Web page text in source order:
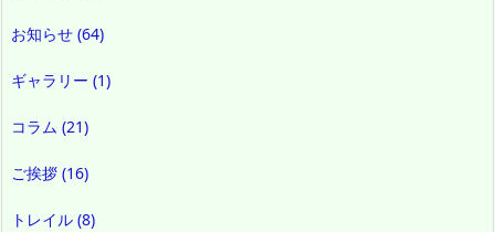
お知らせ (64)
ギャラリー (1)
コラム (21)
ご挨拶 (16)
トレイル (8)